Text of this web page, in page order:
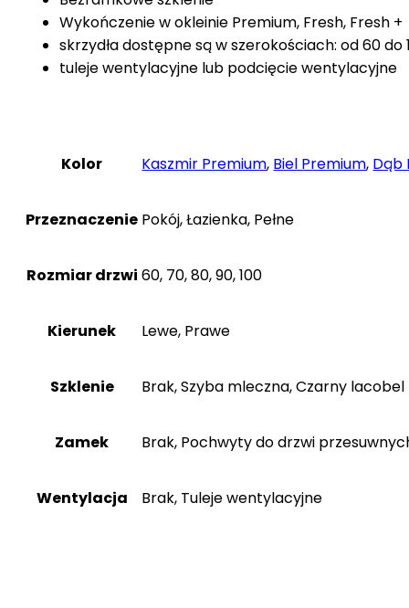
Wykończenie w okleinie Premium, Fresh, Fresh +
skrzydła dostępne są w szerokościach: od 60 do
tuleje wentylacyjne lub podcięcie wentylacyjne
Kolor Kaszmir Premium, Biel Premium, Dąb
Przeznaczenie Pokój, Łazienka, Pełne
Rozmiar drzwi 60, 70, 80, 90, 100
Kierunek Lewe, Prawe
Szklenie Brak, Szyba mleczna, Czarny lacobel
Zamek Brak, Pochwyty do drzwi
Wentylacja Brak, Tuleje wentylacyjne